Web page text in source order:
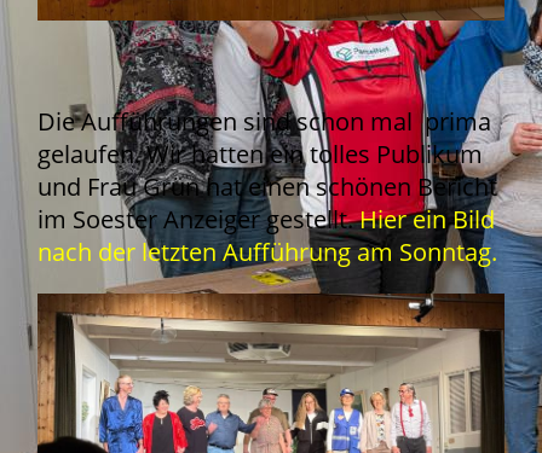
Die Aufführungen sind schon mal prima
gelaufen. Wir hatten ein tolles Publikum
und Frau Grün hat einen schönen Bericht
im Soester Anzeiger gestellt.Hier ein Bild
nach der letzten Aufführung am Sonntag.